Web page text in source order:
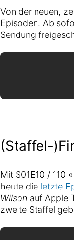
Von der neuen,
Episoden. Ab
Sendung
(Staffel-
Mit S01E10 / 110
heute die letzte
Wilsonauf Apple
zweite Staffel